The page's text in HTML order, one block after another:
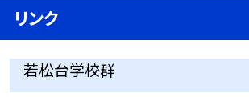
リンク
若松台学校群